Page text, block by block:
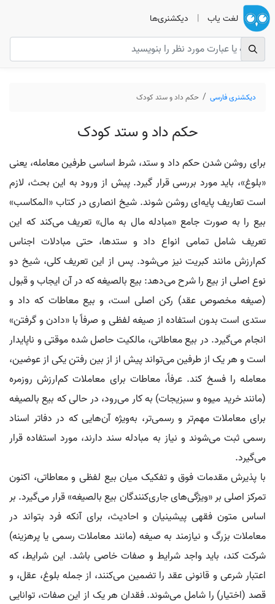
لغت یاب | دیکشنری‌ها
دیکشنری فارسی حکم داد و ستد کودک
حکم داد و ستد کودک
برای روشن شدن حکم داد و ستد، شرط اساسی طرفین معامله، یعنی
«بلوغ»، باید مورد بررسی قرار گیرد. پیش از ورود به این بحث، لازم
است تعاریف پایه‌ای روشن شوند. شیخ انصاری در کتاب «المکاسب»
بیع را به صورت جامع «مبادله مال به مال» تعریف می‌کند که این
تعریف شامل تمامی انواع داد و ستدها، حتی مبادلات اجناس
کم‌ارزش مانند کبریت نیز می‌شود. پس از این تعریف کلی، شیخ دو
نوع اصلی از بیع را شرح می‌دهد: بیع بالصیغه که در آن ایجاب و قبول
(صیغه مخصوص عقد) رکن اصلی است، و بیع معاطات که داد و
ستدی است بدون استفاده از صیغه لفظی و صرفاً با «دادن و گرفتن»
انجام می‌گیرد. در بیع معاطاتی، مالکیت حاصل شده موقتی و ناپایدار
است و هر یک از طرفین می‌تواند پیش از از بین رفتن یکی از عوضین،
معامله را فسخ کند. عرفاً، معاطات برای معاملات کم‌ارزش روزمره
(مانند خرید میوه و سبزیجات) به کار می‌رود، در حالی که بیع بالصیغه
برای معاملات مهم‌تر و رسمی‌تر، به‌ویژه آن‌هایی که در دفاتر اسناد
رسمی ثبت می‌شوند و نیاز به مبادله سند دارند، مورد استفاده قرار
می‌گیرد.
با پذیرش مقدمات فوق و تفکیک میان بیع لفظی و معاطاتی، اکنون
تمرکز اصلی بر «ویژگی‌های جاری‌کنندگان بیع بالصیغه» قرار می‌گیرد. بر
اساس متون فقهی پیشینیان و احادیث، برای آنکه فرد بتواند در
معاملات بزرگ و نیازمند به صیغه (مانند معاملات رسمی یا پرهزینه)
شرکت کند، باید واجد شرایط و صفات خاصی باشد. این شرایط، که
اعتبار شرعی و قانونی عقد را تضمین می‌کنند، از جمله بلوغ، عقل، و
قصد (اختیار) را شامل می‌شوند. فقدان هر یک از این صفات، توانایی